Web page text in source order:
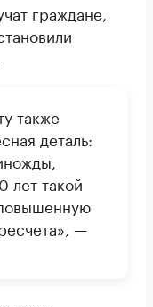
граждане,
также
деталь:
лет такой
—